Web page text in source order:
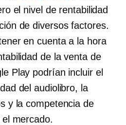
el nivel de rentabilidad
de diversos factores.
en cuenta a la hora
de la venta de
Play podrían incluir el
del audiolibro, la
y la competencia de
mercado.